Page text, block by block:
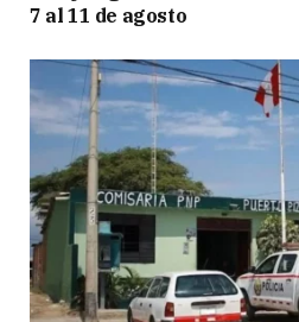
7 al 11 de agosto